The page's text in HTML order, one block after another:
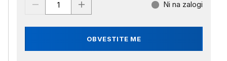
OBVESTITE ME
Ni na zalogi